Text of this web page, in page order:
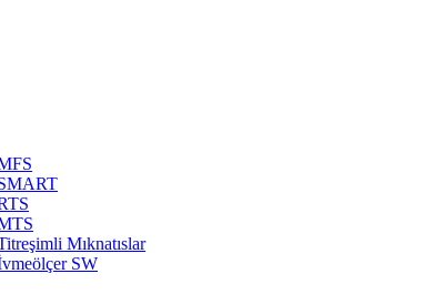
Mıknatıslar
SW